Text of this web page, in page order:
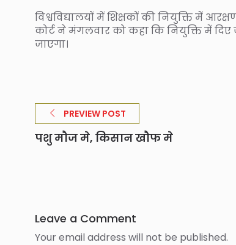
विश्वविद्यालयों में शिक्षकों की नियुक्ति में
कोर्ट ने मंगलवार को कहा कि नियुक्ति में
जाएगा।
PREVIEW POST
पशु मौज मे, किसान खौफ मे
Leave a Comment
Your email address will not be published.